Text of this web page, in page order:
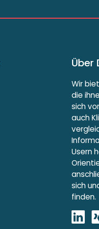
Über
Wir
die
sich
auch
Usern
sich
finden.